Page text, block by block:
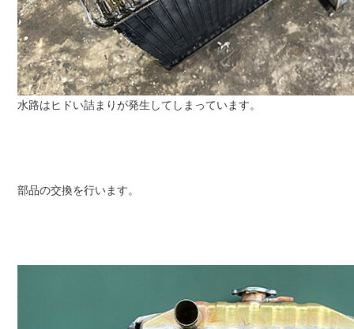
水路はヒドい詰まりが発生してしまっています。
部品の交換を行います。